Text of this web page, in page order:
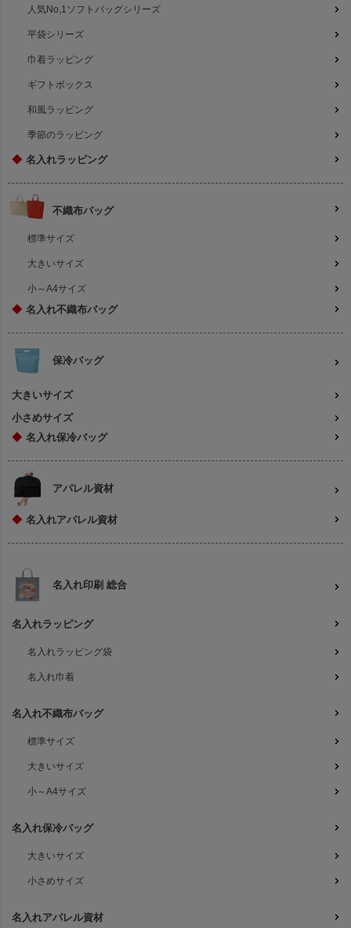
人気No,1ソフトバッグシリーズ
平袋シリーズ
巾着ラッピング
ギフトボックス
和風ラッピング
季節のラッピング
◆ 名入れラッピング
不織布バッグ
標準サイズ
大きいサイズ
小～A4サイズ
◆ 名入れ不織布バッグ
保冷バッグ
大きいサイズ
小さめサイズ
◆ 名入れ保冷バッグ
アパレル資材
◆ 名入れアパレル資材
名入れ印刷 総合
名入れラッピング
名入れラッピング袋
名入れ巾着
名入れ不織布バッグ
標準サイズ
大きいサイズ
小～A4サイズ
名入れ保冷バッグ
大きいサイズ
小さめサイズ
名入れアパレル資材